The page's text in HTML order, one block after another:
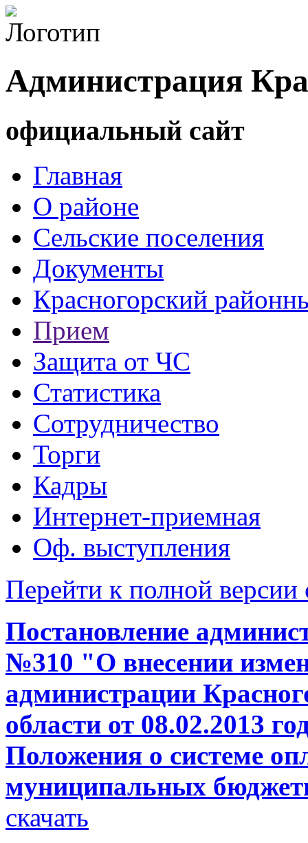
Администрация
официальный сайт
Главная
О районе
Сельские поселения
Документы
Красногорский
Прием
Защита от ЧС
Статистика
Сотрудничество
Торги
Кадры
Интернет-приемная
Оф. выступления
Перейти к полной версии
Постановление
№310 "О внесении
администрации
области от 08.02.2013
Положения о системе
муниципальных
скачать